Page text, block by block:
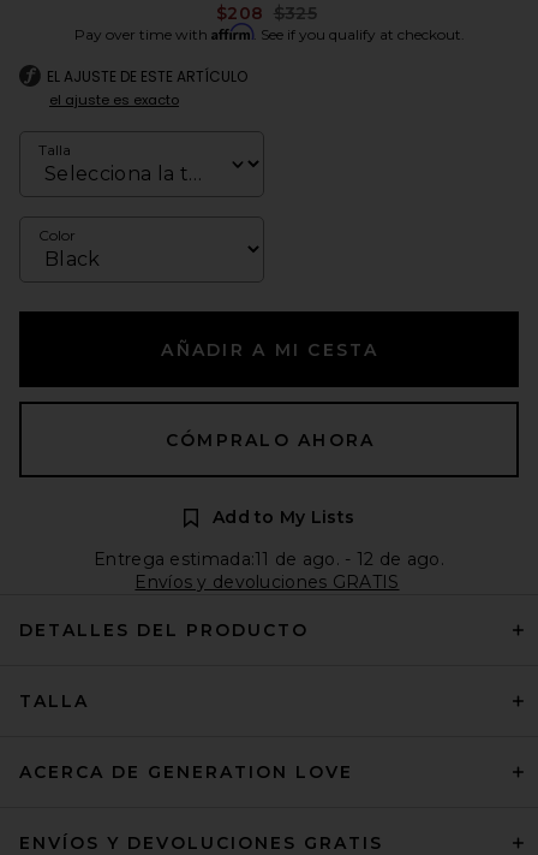
$208 Previous price:
$325
Pay over time with Affirm. See if you qualify at checkout.
EL AJUSTE DE ESTE ARTÍCULO
el ajuste es exacto
Talla
Color
AÑADIR A MI CESTA
CÓMPRALO AHORA
Add to My Lists
Entrega estimada:11 de ago. - 12 de ago.
Envíos y devoluciones GRATIS
DETALLES DEL PRODUCTO
TALLA
ACERCA DE GENERATION LOVE
ENVÍOS Y DEVOLUCIONES GRATIS